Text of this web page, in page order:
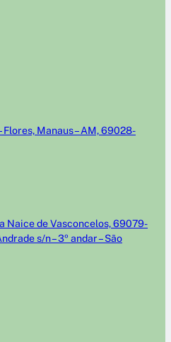
Flores, Manaus – AM, 69028-
Naice de Vasconcelos, 69079-
s/n – 3º andar – São